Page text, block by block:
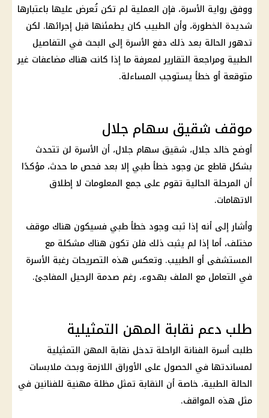
ووفق رواية الأسرة، فإن العملية لم تكن تُعرض عليها باعتبارها
شديدة الخطورة، وأن الطبيب كان يطمئنها قبل إجرائها. لكن
تدهور الحالة بعد ذلك دفع الأسرة إلى البحث في التفاصيل
الطبية ومراجعة التقارير لمعرفة ما إذا كانت هناك مضاعفات غير
متوقعة أو خطأ يستوجب المساءلة.
موقف شقيق سهام جلال
أوضح خالد جلال، شقيق سهام جلال، أن الأسرة لن تتحدث
بشكل قاطع عن وجود خطأ طبي إلا بعد فحص ما حدث، مؤكدًا
أن المرحلة الحالية تقوم على جمع المعلومات لا إطلاق
الاتهامات.
وأشار إلى أنه إذا ثبت وجود خطأ طبي فسيكون هناك موقف
مختلف، أما إذا لم يثبت ذلك فلن تكون هناك مشكلة مع
المستشفى أو الطبيب. وتعكس هذه التصريحات رغبة الأسرة
في التعامل مع الملف بهدوء، رغم صدمة الرحيل المفاجئ.
طلب دعم نقابة المهن التمثيلية
طلبت أسرة الفنانة الراحلة تدخل نقابة المهن التمثيلية
لمساندتها في الحصول على الأوراق اللازمة وبحث ملابسات
الحالة الطبية، خاصة أن النقابة تمثل مظلة مهنية للفنانين في
مثل هذه المواقف.